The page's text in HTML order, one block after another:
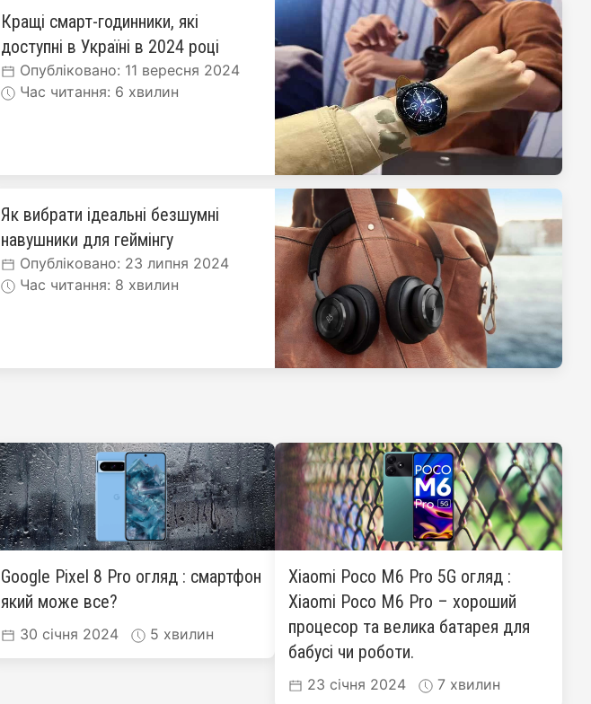
Кращі смарт-годинники, які
доступні в Україні в 2024 році
Опубліковано: 11 вересня 2024
Час читання: 6 хвилин
Як вибрати ідеальні безшумні
навушники для геймінгу
Опубліковано: 23 липня 2024
Час читання: 8 хвилин
Google Pixel 8 Pro огляд : смартфон
який може все?
30 січня 2024 5 хвилин
Xiaomi Poco M6 Pro 5G огляд :
Xiaomi Poco M6 Pro – хороший
процесор та велика батарея для
бабусі чи роботи.
23 січня 2024 7 хвилин